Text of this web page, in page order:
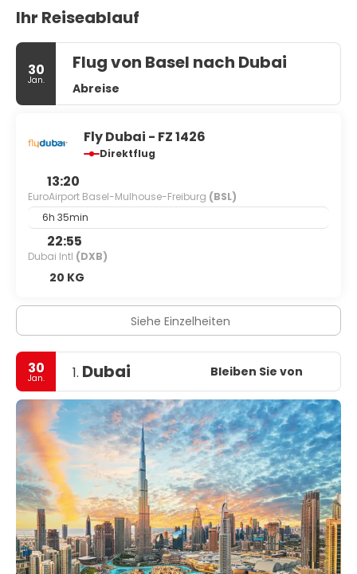
Ihr Reiseablauf
30
Jan.
Flug von Basel nach Dubai
Abreise
Fly Dubai - FZ 1426
Direktflug
13:20
EuroAirport Basel-Mulhouse-Freiburg (BSL)
6h 35min
22:55
Dubai Intl (DXB)
20 KG
Siehe Einzelheiten
30
Jan. 1. Dubai Bleiben Sie von